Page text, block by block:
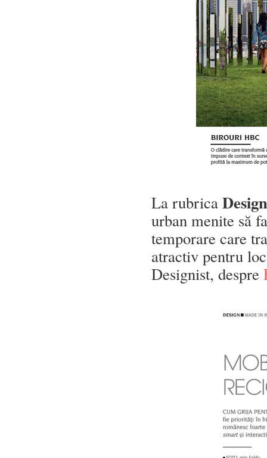
La rubrica Design
urban menite să
temporare care
atractiv pentru
Designist, despre